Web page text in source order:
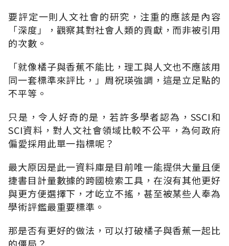
要評定一則人文社會的研究，注重的應該是內容
「深度」，觀察其對社會人類的貢獻，而非被引用
的次數。
「就像橘子與香蕉不能比，理工與人文也不應該用
同一套標準來評比，」周祝瑛強調，這是立足點的
不平等。
只是，令人好奇的是，若許多學者認為，SSCI和
SCI資料，對人文社會領域比較不公平，為何政府
偏愛採用此單一指標呢？
最大原因是此一資料庫是目前唯一能提供大量且便
捷書目計量數據的跨國檢索工具，在沒有其他更好
與更方便選擇下，才屹立不搖，甚至被某些人奉為
學術評鑑最重要標準。
那是否有更好的做法，可以打破橘子與香蕉一起比
的僵局？